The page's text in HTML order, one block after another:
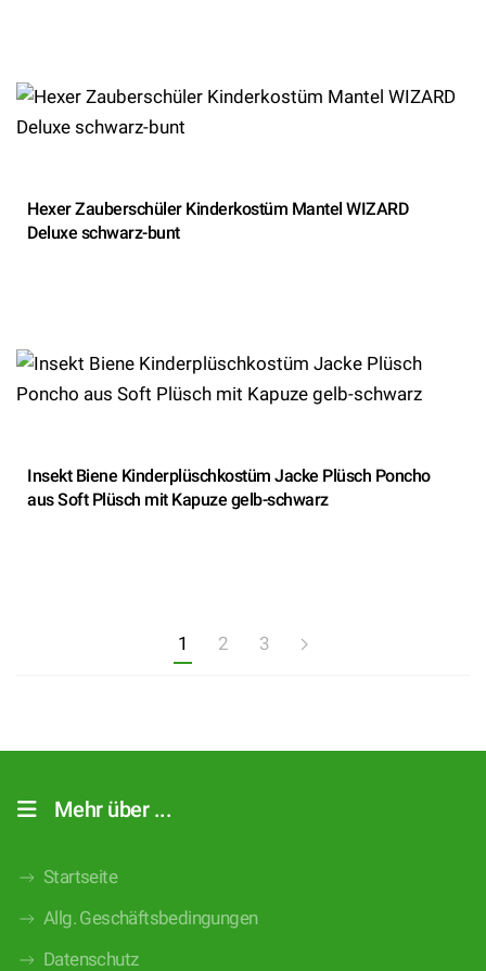
Hexer Zauberschüler Kinderkostüm Mantel WIZARD
Deluxe schwarz-bunt
Insekt Biene Kinderplüschkostüm Jacke Plüsch Poncho
aus Soft Plüsch mit Kapuze gelb-schwarz
1 2 3
Mehr über ...
Startseite
Allg. Geschäftsbedingungen
Datenschutz